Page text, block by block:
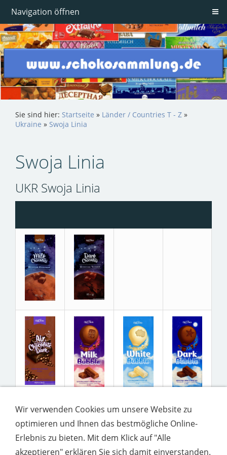
Navigation öffnen
Sie sind hier: Startseite » Länder / Countries T - Z »
Ukraine » Swoja Linia
Swoja Linia
UKR Swoja Linia
Wir verwenden Cookies um unsere Website zu
optimieren und Ihnen das bestmögliche Online-
Erlebnis zu bieten. Mit dem Klick auf "Alle
akzeptieren" erklären Sie sich damit einverstanden.